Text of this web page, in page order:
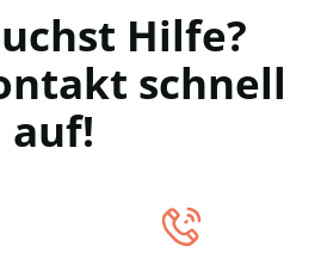
Hilfe?
schnell
auf!